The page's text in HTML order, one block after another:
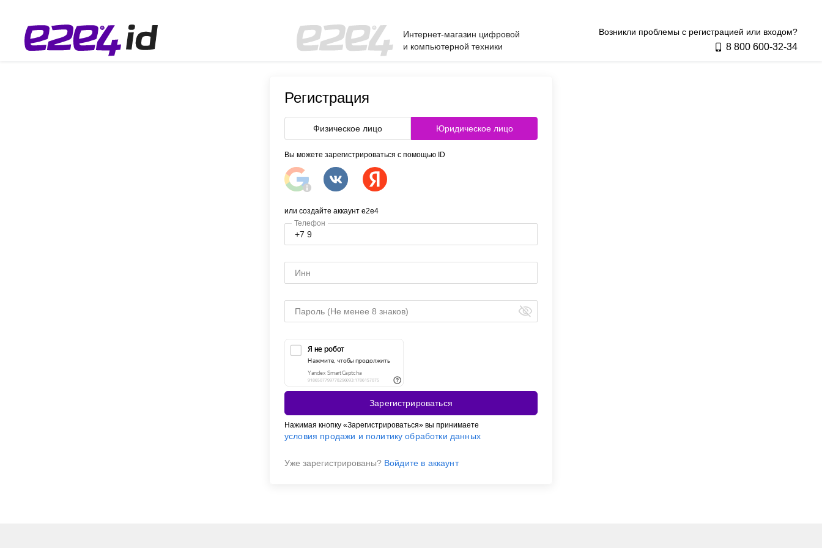
Интернет-магазин цифровой
и компьютерной техники
Возникли проблемы с регистрацией или входом?
8 800 600‑32‑34
Регистрация
Физическое лицо Юридическое лицо
Вы можете зарегистрироваться с помощью ID
или создайте аккаунт e2e4
Телефон
Зарегистрироваться
Нажимая кнопку «Зарегистрироваться» вы принимаете
условия продажи и политику обработки данных
Уже зарегистрированы? Войдите в аккаунт